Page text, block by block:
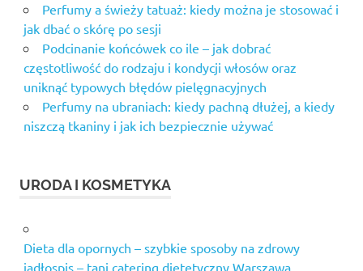
Perfumy a świeży tatuaż: kiedy można je stosować i
jak dbać o skórę po sesji
Podcinanie końcówek co ile – jak dobrać
częstotliwość do rodzaju i kondycji włosów oraz
uniknąć typowych błędów pielęgnacyjnych
Perfumy na ubraniach: kiedy pachną dłużej, a kiedy
niszczą tkaniny i jak ich bezpiecznie używać
URODA I KOSMETYKA
Dieta dla opornych – szybkie sposoby na zdrowy
jadłospis – tani catering dietetyczny Warszawa.